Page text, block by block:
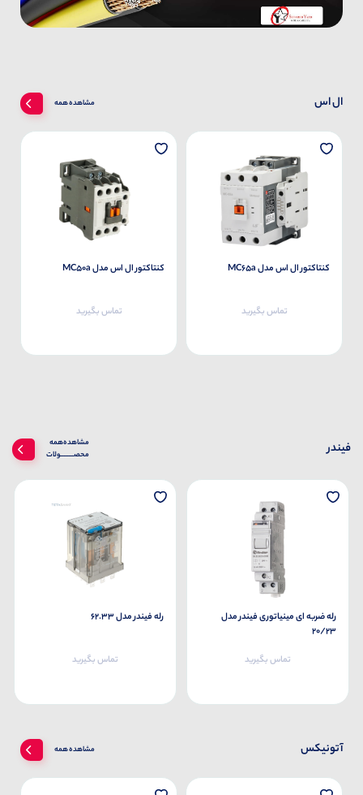
ال اس مشاهده همه
کنتاکتور ال اس مدل MC65a
تماس بگیرید
کنتاکتور ال اس مدل MC50a
تماس بگیرید
فیندر
مشاهده‌همه‌
محصــــــــولات
رله ضربه ای مینیاتوری فیندر مدل
20/23
تماس بگیرید
رله فیندر مدل 62.33
تماس بگیرید
آتونیکس مشاهده همه